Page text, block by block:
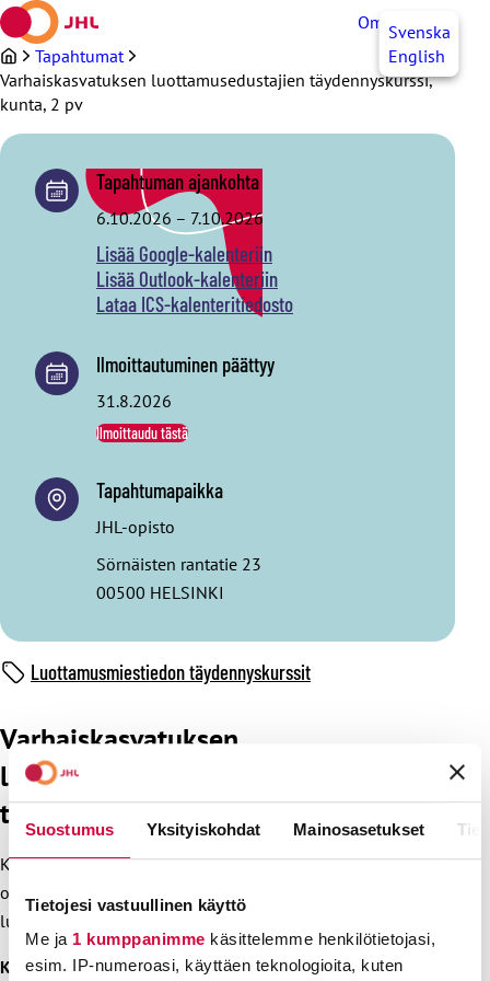
Suostumus Yksityiskohdat Mainosasetukset
Tietojesi vastuullinen käyttö
Me ja 1 kumppanimme käsittelemme henkilötietojasi,
esim. IP-numeroasi, käyttäen teknologioita, kuten
Siirry
sisältöön
OmaJHLSvenska
English
Tapahtumat
Varhaiskasvatuksen luottamusedustajien täydennyskurssi,
kunta, 2 pv
Varhaiskasvatuksen
luottamusedustajien
täydennyskurssi, kunta, 2 pv
Kaksipäiväinen lähiopetukseen perustuva täydennyskurssi
on tarkoitettu kunta-alan pääluottamusedustajille,
luottamusedustajille ja heidän varaluottamusedustajilleen.
Keskeinen sisältö
Tapahtuman ajankohta
6.10.2026 – 7.10.2026
Lisää Google-kalenteriin
Lisää Outlook-kalenteriin
Lataa ICS-kalenteritiedosto
Ilmoittautuminen päättyy
31.8.2026
Ilmoittaudu tästä
Tapahtumapaikka
JHL-opisto
Sörnäisten rantatie 23
00500 HELSINKI
Luottamusmiestiedon täydennyskurssit